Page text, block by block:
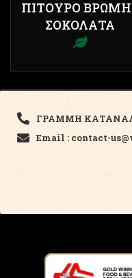
ΠΊΤΟΥΡΟ
ΣΟΚΟΛΆΤΑ
ΓΡΑΜΜΗ
Email : contact-